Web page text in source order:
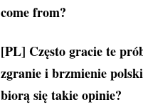
come from?
[PL] Często gracie te
zgranie i brzmienie
biorą się takie opinie?